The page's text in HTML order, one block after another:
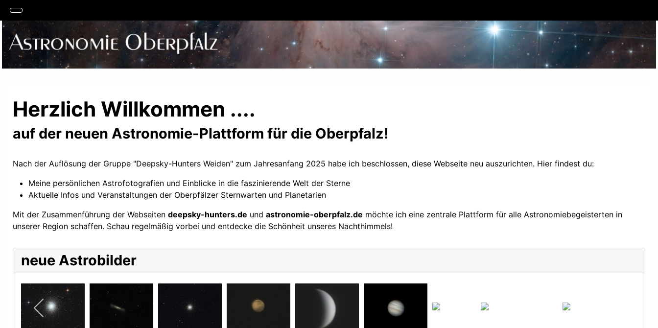
Herzlich Willkommen ....
auf der neuen Astronomie-Plattform für die Oberpfalz!
Nach der Auflösung der Gruppe "Deepsky-Hunters Weiden" zum Jahresanfang 2025 habe ich beschlossen, diese Webseite neu auszurichten. Hier findest du:
Meine persönlichen Astrofotografien und Einblicke in die faszinierende Welt der Sterne
Aktuelle Infos und Veranstaltungen der Oberpfälzer Sternwarten und Planetarien
Mit der Zusammenführung der Webseiten deepsky-hunters.de und astronomie-oberpfalz.de möchte ich eine zentrale Plattform für alle Astronomiebegeisterten in
unserer Region schaffen. Schau regelmäßig vorbei und entdecke die Schönheit unseres Nachthimmels!
neue Astrobilder